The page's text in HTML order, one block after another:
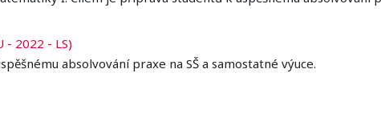
- 2022 - LS)
absolvování praxe na SŠ a samostatné výuce.